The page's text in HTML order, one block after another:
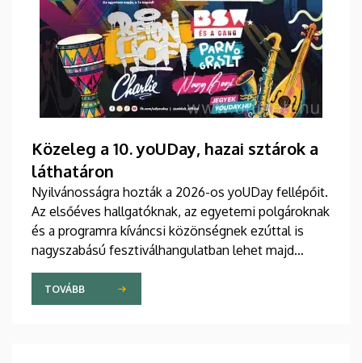
Közeleg a 10. yoUDay, hazai sztárok a
láthatáron
Nyilvánosságra hozták a 2026-os yoUDay fellépőit.
Az elsőéves hallgatóknak, az egyetemi polgároknak
és a programra kíváncsi közönségnek ezúttal is
nagyszabású fesztiválhangulatban lehet majd
része, grandiózus tanévnyitó stadionshow-n
vehetnek részt szeptember közepén.
TOVÁBB